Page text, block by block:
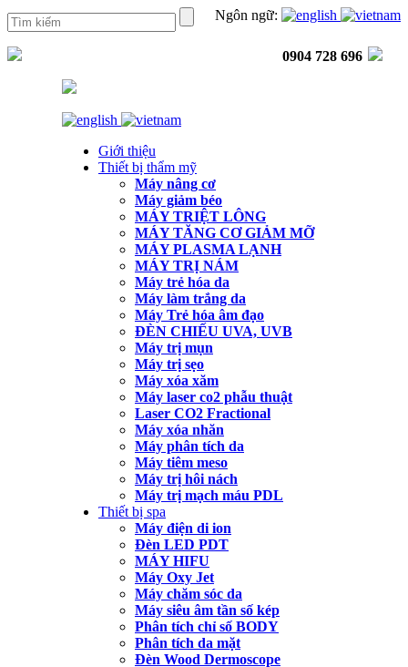
Ngôn ngữ:
0904 728 696
Giới thiệu
Thiết bị thẩm mỹ
Máy nâng cơ
Máy giảm béo
MÁY TRIỆT LÔNG
MÁY TĂNG CƠ GIẢM MỠ
MÁY PLASMA LẠNH
MÁY TRỊ NÁM
Máy trẻ hóa da
Máy làm trắng da
Máy Trẻ hóa âm đạo
ĐÈN CHIẾU UVA, UVB
Máy trị mụn
Máy trị sẹo
Máy xóa xăm
Máy laser co2 phẫu thuật
Laser CO2 Fractional
Máy xóa nhăn
Máy phân tích da
Máy tiêm meso
Máy trị hôi nách
Máy trị mạch máu PDL
Thiết bị spa
Máy điện di ion
Đèn LED PDT
MÁY HIFU
Máy Oxy Jet
Máy chăm sóc da
Máy siêu âm tần số kép
Phân tích chỉ số BODY
Phân tích da mặt
Đèn Wood Dermoscope